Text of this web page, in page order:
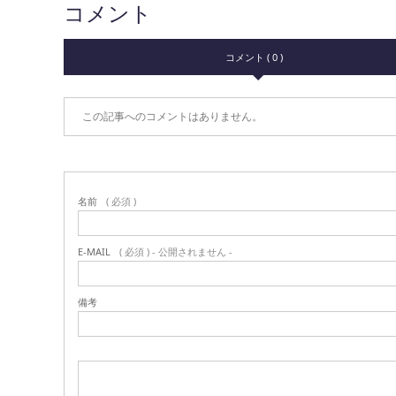
コメント
コメント ( 0 )
この記事へのコメントはありません。
名前 ( 必須 )
E-MAIL ( 必須 ) - 公開されません -
備考